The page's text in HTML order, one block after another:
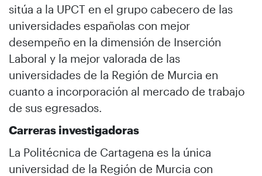
sitúa a la UPCT en el grupo cabecero de las
universidades españolas con mejor
desempeño en la dimensión de Inserción
Laboral y la mejor valorada de las
universidades de la Región de Murcia en
cuanto a incorporación al mercado de trabajo
de sus egresados.
Carreras investigadoras
La Politécnica de Cartagena es la única
universidad de la Región de Murcia con